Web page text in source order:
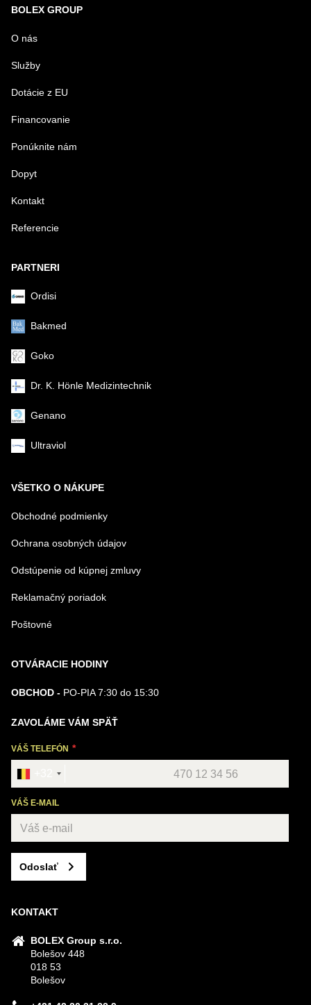
BOLEX GROUP
O nás
Služby
Dotácie z EU
Financovanie
Ponúknite nám
Dopyt
Kontakt
Referencie
PARTNERI
Ordisi
Bakmed
Goko
Dr. K. Hönle Medizintechnik
Genano
Ultraviol
VŠETKO O NÁKUPE
Obchodné podmienky
Ochrana osobných údajov
Odstúpenie od kúpnej zmluvy
Reklamačný poriadok
Poštovné
OTVÁRACIE HODINY
OBCHOD - PO-PIA 7:30 do 15:30
ZAVOLÁME VÁM SPÄŤ
VÁŠ TELEFÓN
VÁŠ E-MAIL
Odoslať
KONTAKT
BOLEX Group s.r.o.
Bolešov 448
018 53
Bolešov